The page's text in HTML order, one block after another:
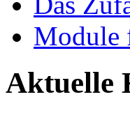
Module
Aktuelle